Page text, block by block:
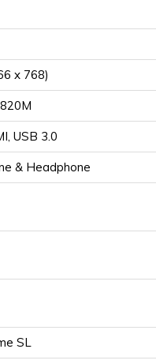
x 768)
USB 3.0
& Headphone
SL